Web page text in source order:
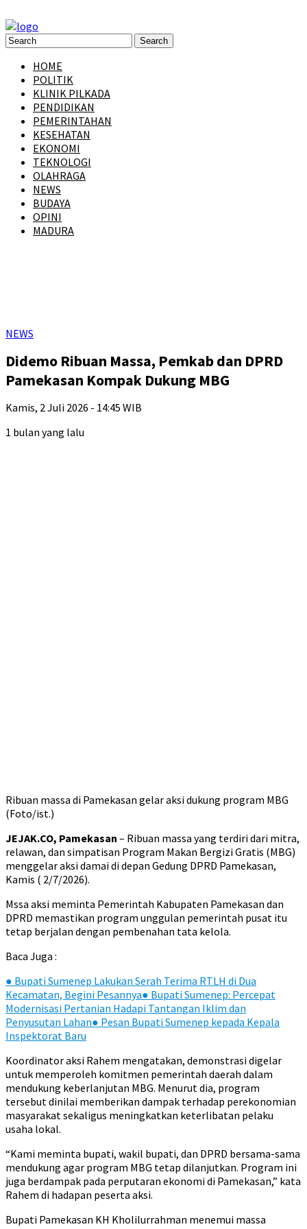
HOME
POLITIK
KLINIK PILKADA
PENDIDIKAN
PEMERINTAHAN
KESEHATAN
EKONOMI
TEKNOLOGI
OLAHRAGA
NEWS
BUDAYA
OPINI
MADURA
NEWS
Didemo Ribuan Massa, Pemkab dan DPRD
Pamekasan Kompak Dukung MBG
Kamis, 2 Juli 2026 - 14:45 WIB
1 bulan yang lalu
Ribuan massa di Pamekasan gelar aksi dukung program MBG
(Foto/ist.)
JEJAK.CO, Pamekasan – Ribuan massa yang terdiri dari mitra,
relawan, dan simpatisan Program Makan Bergizi Gratis (MBG)
menggelar aksi damai di depan Gedung DPRD Pamekasan,
Kamis ( 2/7/2026).
Mssa aksi meminta Pemerintah Kabupaten Pamekasan dan
DPRD memastikan program unggulan pemerintah pusat itu
tetap berjalan dengan pembenahan tata kelola.
Baca Juga :
● Bupati Sumenep Lakukan Serah Terima RTLH di Dua
Kecamatan, Begini Pesannya● Bupati Sumenep: Percepat
Modernisasi Pertanian Hadapi Tantangan Iklim dan
Penyusutan Lahan● Pesan Bupati Sumenep kepada Kepala
Inspektorat Baru
Koordinator aksi Rahem mengatakan, demonstrasi digelar
untuk memperoleh komitmen pemerintah daerah dalam
mendukung keberlanjutan MBG. Menurut dia, program
tersebut dinilai memberikan dampak terhadap perekonomian
masyarakat sekaligus meningkatkan keterlibatan pelaku
usaha lokal.
“Kami meminta bupati, wakil bupati, dan DPRD bersama-sama
mendukung agar program MBG tetap dilanjutkan. Program ini
juga berdampak pada perputaran ekonomi di Pamekasan,” kata
Rahem di hadapan peserta aksi.
Bupati Pamekasan KH Kholilurrahman menemui massa